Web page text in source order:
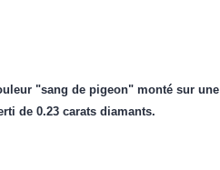
"sang de pigeon" monté sur une
de 0.23 carats diamants.